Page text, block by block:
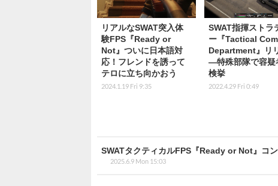
リアルなSWAT突入体
験FPS『Ready or
Not』ついに日本語対
応！フレンドを誘って
テロに立ち向かおう
2024.1.19 Fri 9:35
SWAT指揮ストラ
ー『Tactical
Department』リ
―特殊部隊で容疑
検挙
2022.4.29 Fri 0:49
SWATタクティカルFPS『Ready or Not』コ
2025.6.9 Mon 15:03